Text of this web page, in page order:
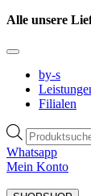
Zum
springen
Alle unsere
by-s
Filialen
Products
search
Whatsapp
Mein Konto